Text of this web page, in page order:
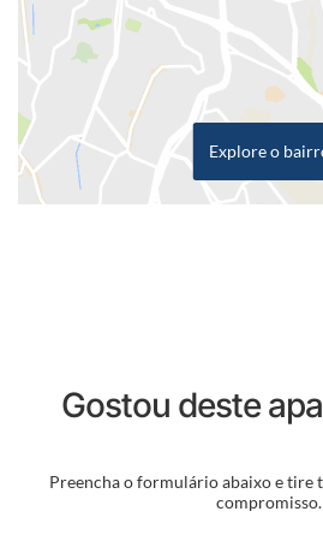
Explore o
Gostou deste
Preencha o formulário abaixo e tire
compromisso.